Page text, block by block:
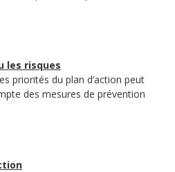
les risques
priorités du plan d’action peut
des mesures de prévention